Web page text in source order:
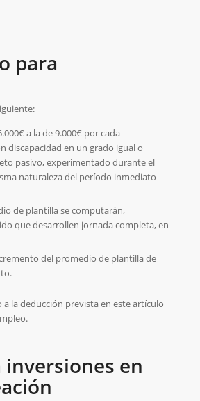
para
a la de 9.000€ por cada
discapacidad en un grado igual o
pasivo, experimentado durante el
naturaleza del período inmediato
de plantilla se computarán,
que desarrollen jornada completa, en
del promedio de plantilla de
la deducción prevista en este artículo
inversiones en